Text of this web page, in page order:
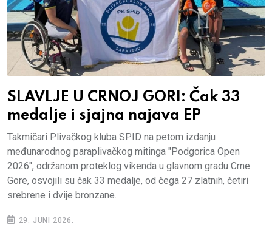
SLAVLJE U CRNOJ GORI: Čak 33
medalje i sjajna najava EP
Takmičari Plivačkog kluba SPID na petom izdanju
međunarodnog paraplivačkog mitinga "Podgorica Open
2026", održanom proteklog vikenda u glavnom gradu Crne
Gore, osvojili su čak 33 medalje, od čega 27 zlatnih, četiri
srebrene i dvije bronzane.
29. JUNI 2026.